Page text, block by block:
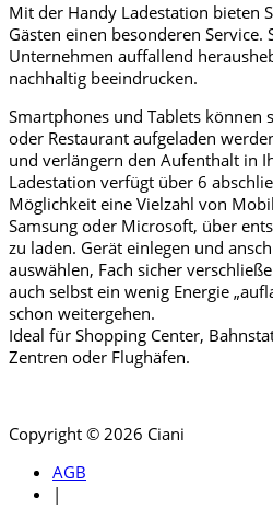
Mit der Handy Ladestation bieten
Gästen einen besonderen
Unternehmen auffallend
nachhaltig beeindrucken.
Smartphones und Tablets können
oder Restaurant aufgeladen
und verlängern den Aufenthalt in
Ladestation verfügt über 6
Möglichkeit eine Vielzahl von
Samsung oder Microsoft, über
zu laden. Gerät einlegen und
auswählen, Fach sicher
auch selbst ein wenig Energie
schon weitergehen.
Ideal für Shopping Center,
Zentren oder Flughäfen.
Copyright © 2026 Ciani
AGB
|